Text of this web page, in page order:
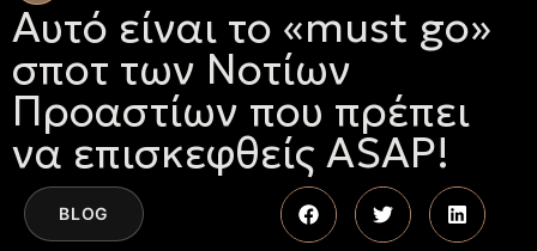
Αυτό είναι το «must go»
σποτ των Νοτίων
Προαστίων που πρέπει
να επισκεφθείς ASAP!
BLOG